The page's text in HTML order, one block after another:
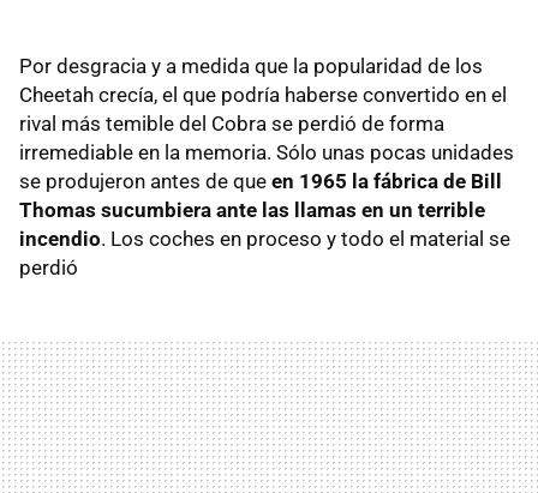
Por desgracia y a medida que la popularidad de los
Cheetah crecía, el que podría haberse convertido en el
rival más temible del Cobra se perdió de forma
irremediable en la memoria. Sólo unas pocas unidades
se produjeron antes de que en 1965 la fábrica de Bill
Thomas sucumbiera ante las llamas en un terrible
incendio. Los coches en proceso y todo el material se
perdió